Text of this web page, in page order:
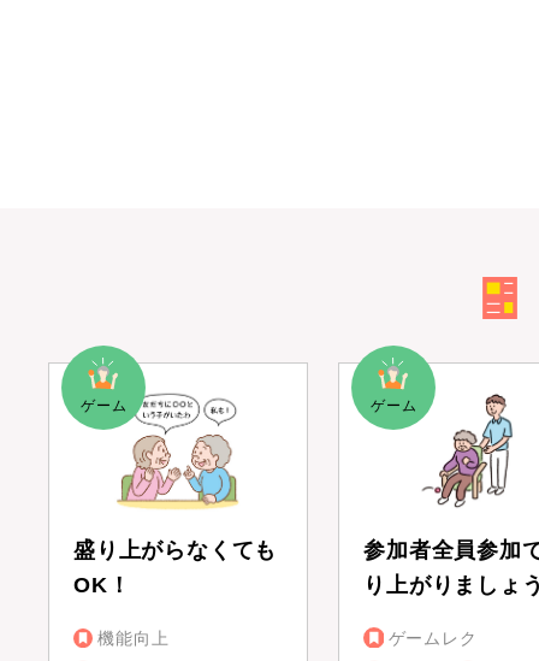
盛り上がらなくても
OK！
機能向上
参加者全員参加
り上がりましょ
ゲームレク